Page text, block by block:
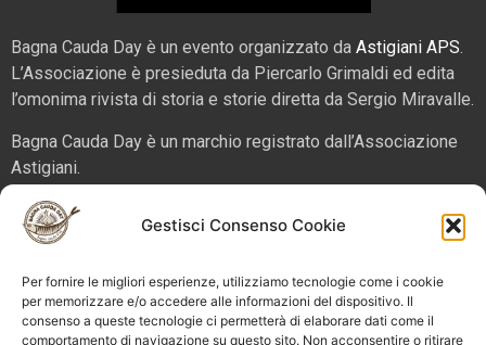
Gestisci Consenso Cookie
Per fornire le migliori esperienze, utilizziamo tecnologie come i cookie
per memorizzare e/o accedere alle informazioni del dispositivo. Il
consenso a queste tecnologie ci permetterà di elaborare dati come il
comportamento di navigazione su questo sito. Non acconsentire o ritirare
Bagna Cauda Day è un evento organizzato da Astigiani APS.
L’Associazione è presieduta da Piercarlo Grimaldi ed edita
l’omonima rivista di storia e storie diretta da Sergio Miravalle.
Bagna Cauda Day è un marchio registrato dall’Associazione
Astigiani.
La nostra sede è in via San Martino 2 (angolo corso Alfieri),
14100 – Asti. Tel. 324 5654070 emailinfo@bagnacaudaday.it
Supplemento al numero 52 di Astigiani testata registrata al
Tribunale di Asti n. 4 del 2012, direttore responsabile Sergio